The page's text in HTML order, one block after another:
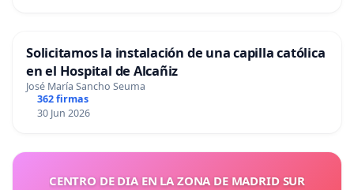
Solicitamos la instalación de una capilla católica
en el Hospital de Alcañiz
José María Sancho Seuma
362 firmas
30 Jun 2026
CENTRO DE DIA EN LA ZONA DE MADRID SUR